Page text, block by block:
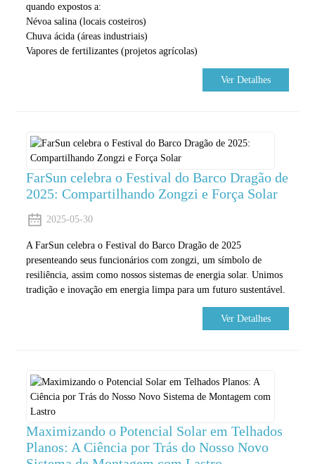
quando expostos a:
Névoa salina (locais costeiros)
Chuva ácida (áreas industriais)
Vapores de fertilizantes (projetos agrícolas)
Ver Detalhes
FarSun celebra o Festival do Barco Dragão de
2025: Compartilhando Zongzi e Força Solar
2025-05-30
A FarSun celebra o Festival do Barco Dragão de 2025
presenteando seus funcionários com zongzi, um símbolo de
resiliência, assim como nossos sistemas de energia solar. Unimos
tradição e inovação em energia limpa para um futuro sustentável.
Ver Detalhes
Maximizando o Potencial Solar em Telhados
Planos: A Ciência por Trás do Nosso Novo